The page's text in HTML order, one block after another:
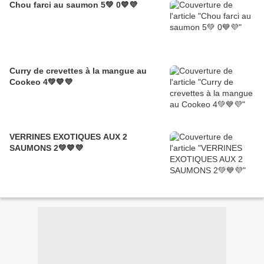
Chou farci au saumon 5💚 0💙💜
Curry de crevettes à la mangue au
Cookeo 4💚💙💜
VERRINES EXOTIQUES AUX 2
SAUMONS 2💚💙💜